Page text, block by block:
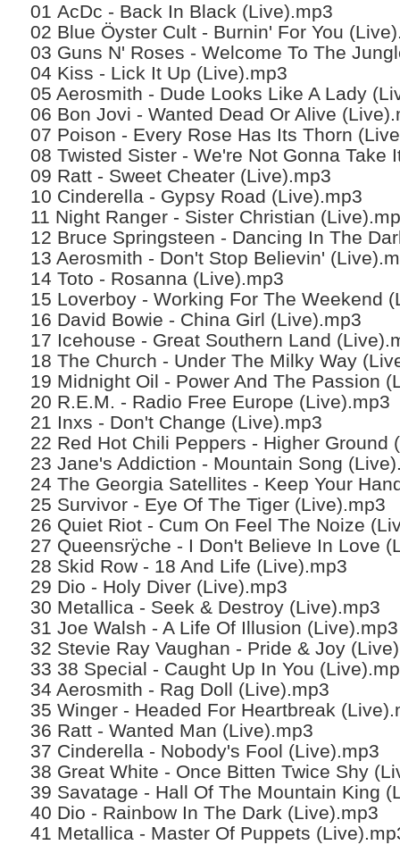
01 AcDc - Back In Black (Live).mp3
02 Blue Öyster Cult - Burnin' For You
03 Guns N' Roses - Welcome To The
04 Kiss - Lick It Up (Live).mp3
05 Aerosmith - Dude Looks Like A Lady
06 Bon Jovi - Wanted Dead Or Alive
07 Poison - Every Rose Has Its Thorn
08 Twisted Sister - We're Not Gonna Take
09 Ratt - Sweet Cheater (Live).mp3
10 Cinderella - Gypsy Road (Live).mp3
11 Night Ranger - Sister Christian
12 Bruce Springsteen - Dancing In The
13 Aerosmith - Don't Stop Believin'
14 Toto - Rosanna (Live).mp3
15 Loverboy - Working For The Weekend
16 David Bowie - China Girl (Live).mp3
17 Icehouse - Great Southern Land
18 The Church - Under The Milky Way
19 Midnight Oil - Power And The Passion
20 R.E.M. - Radio Free Europe (Live).mp3
21 Inxs - Don't Change (Live).mp3
22 Red Hot Chili Peppers - Higher Ground
23 Jane's Addiction - Mountain Song
24 The Georgia Satellites - Keep Your
25 Survivor - Eye Of The Tiger (Live).mp3
26 Quiet Riot - Cum On Feel The Noize
27 Queensrÿche - I Don't Believe In Love
28 Skid Row - 18 And Life (Live).mp3
29 Dio - Holy Diver (Live).mp3
30 Metallica - Seek & Destroy (Live).mp3
31 Joe Walsh - A Life Of Illusion (Live).mp3
32 Stevie Ray Vaughan - Pride & Joy
33 38 Special - Caught Up In You
34 Aerosmith - Rag Doll (Live).mp3
35 Winger - Headed For Heartbreak
36 Ratt - Wanted Man (Live).mp3
37 Cinderella - Nobody's Fool (Live).mp3
38 Great White - Once Bitten Twice Shy
39 Savatage - Hall Of The Mountain King
40 Dio - Rainbow In The Dark (Live).mp3
41 Metallica - Master Of Puppets